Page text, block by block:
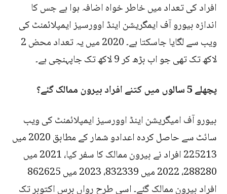
افراد کی تعداد میں خاطر خواہ اضافہ ہوا ہے جس کا
اندازہ بیورو آف ایمگریشن اینڈ اوورسیز ایمپلائمنٹ کی
ویب سے لگایا جاسکتا ہے۔ 2020 میں یہ تعداد محض 2
لاکھ تک تھی جو اب بڑھ کر 9 لاکھ تک جاپہنچی ہے۔
پچھلے 5 سالوں میں کتنے افراد بیرون ممالک گئے؟
بیورو آف امیگریشن اینڈ اوورسیز ایمپلائمنٹ کی ویب
سائٹ سے حاصل کردہ اعدادو شمار کے مطابق 2020 میں
225213 افراد نے بیرون ممالک کا سفر کیا، 2021 میں
288280، 2022 میں 832339، 2023 میں 862625
افراد بیرون ممالک گئے۔ اسی طرح رواں برس اکتوبر تک